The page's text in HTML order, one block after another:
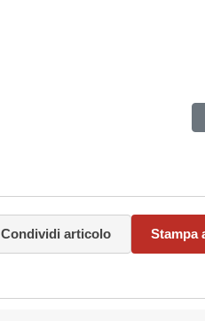
Condividi articolo Stampa